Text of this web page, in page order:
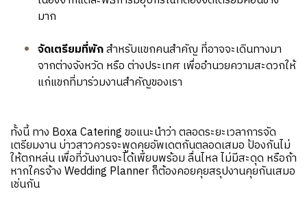
มาก
จัดเตรียมที่พักสำหรับแขกคนสำคัญ ที่อาจจะเดินทางมา
จากต่างจังหวัด หรือ ต่างประเทศ เพื่ออำนวยความสะดวกให้
แก่แขกที่มาร่วมงานสำคัญของเรา
ทั้งนี้ ทาง Boxa Catering ขอแนะนำว่า ตลอดระยะเวลาการจัด
เตรียมงาน บ่าวสาวควรจะพูดคุยอัพเดตกันตลอดเสมอ ป้องกันไม่
ให้ตกหล่น เพื่อที่วันงานจะได้เพียบพร้อม ลื่นไหล ไม่มีสะดุด หรือถ้า
หากใครจ้าง Wedding Planner ก็ต้องคอยคุยสรุปงานคุยกันเสมอ
เช่นกัน